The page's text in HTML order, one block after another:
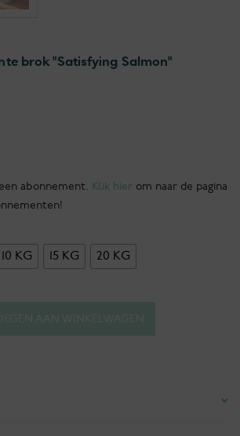
brok "Satisfying Salmon"
abonnement. Klik hier om naar de pagina
10 KG 15 KG 20 KG